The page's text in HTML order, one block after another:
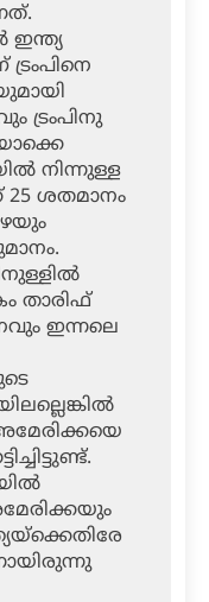
ഇന്ത്യ
ട്രംപിനു
നിന്നുള്ള
ശതമാനം
താരിഫ്
ഇന്നലെ